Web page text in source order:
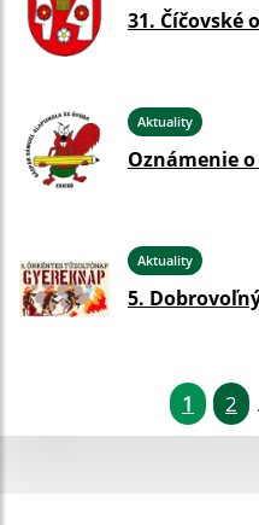
31. Číčovské
Aktuality
Oznámenie
Aktuality
5.
1 2